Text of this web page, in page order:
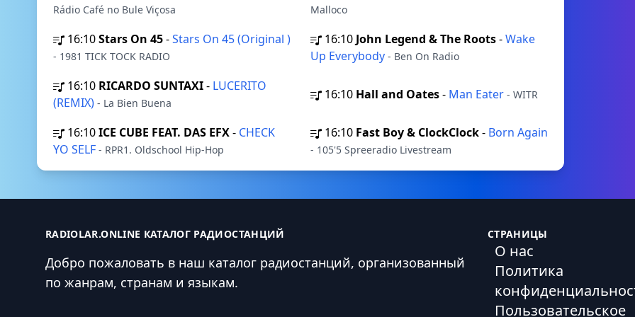
Rádio Café no Bule Viçosa Malloco
16:10Stars On 45-Stars On 45 (Original )
- 1981 TICK TOCK RADIO
16:10 John Legend & The Roots-Wake
Up Everybody - Ben On Radio
16:10 RICARDO SUNTAXI- LUCERITO
(REMIX) - La Bien Buena
16:10 Hall and Oates- Man Eater - WITR
16:10ICE CUBE FEAT. DAS EFX- CHECK
YO SELF - RPR1. Oldschool Hip-Hop
16:10 Fast Boy & ClockClock- Born Again
- 105'5 Spreeradio Livestream
RADIOLAR.ONLINE КАТАЛОГ РАДИОСТАНЦИЙ
Добро пожаловать в наш каталог радиостанций, организованный
по жанрам, странам и языкам.
СТРАНИЦЫ
О нас
Политика
Пользовательское